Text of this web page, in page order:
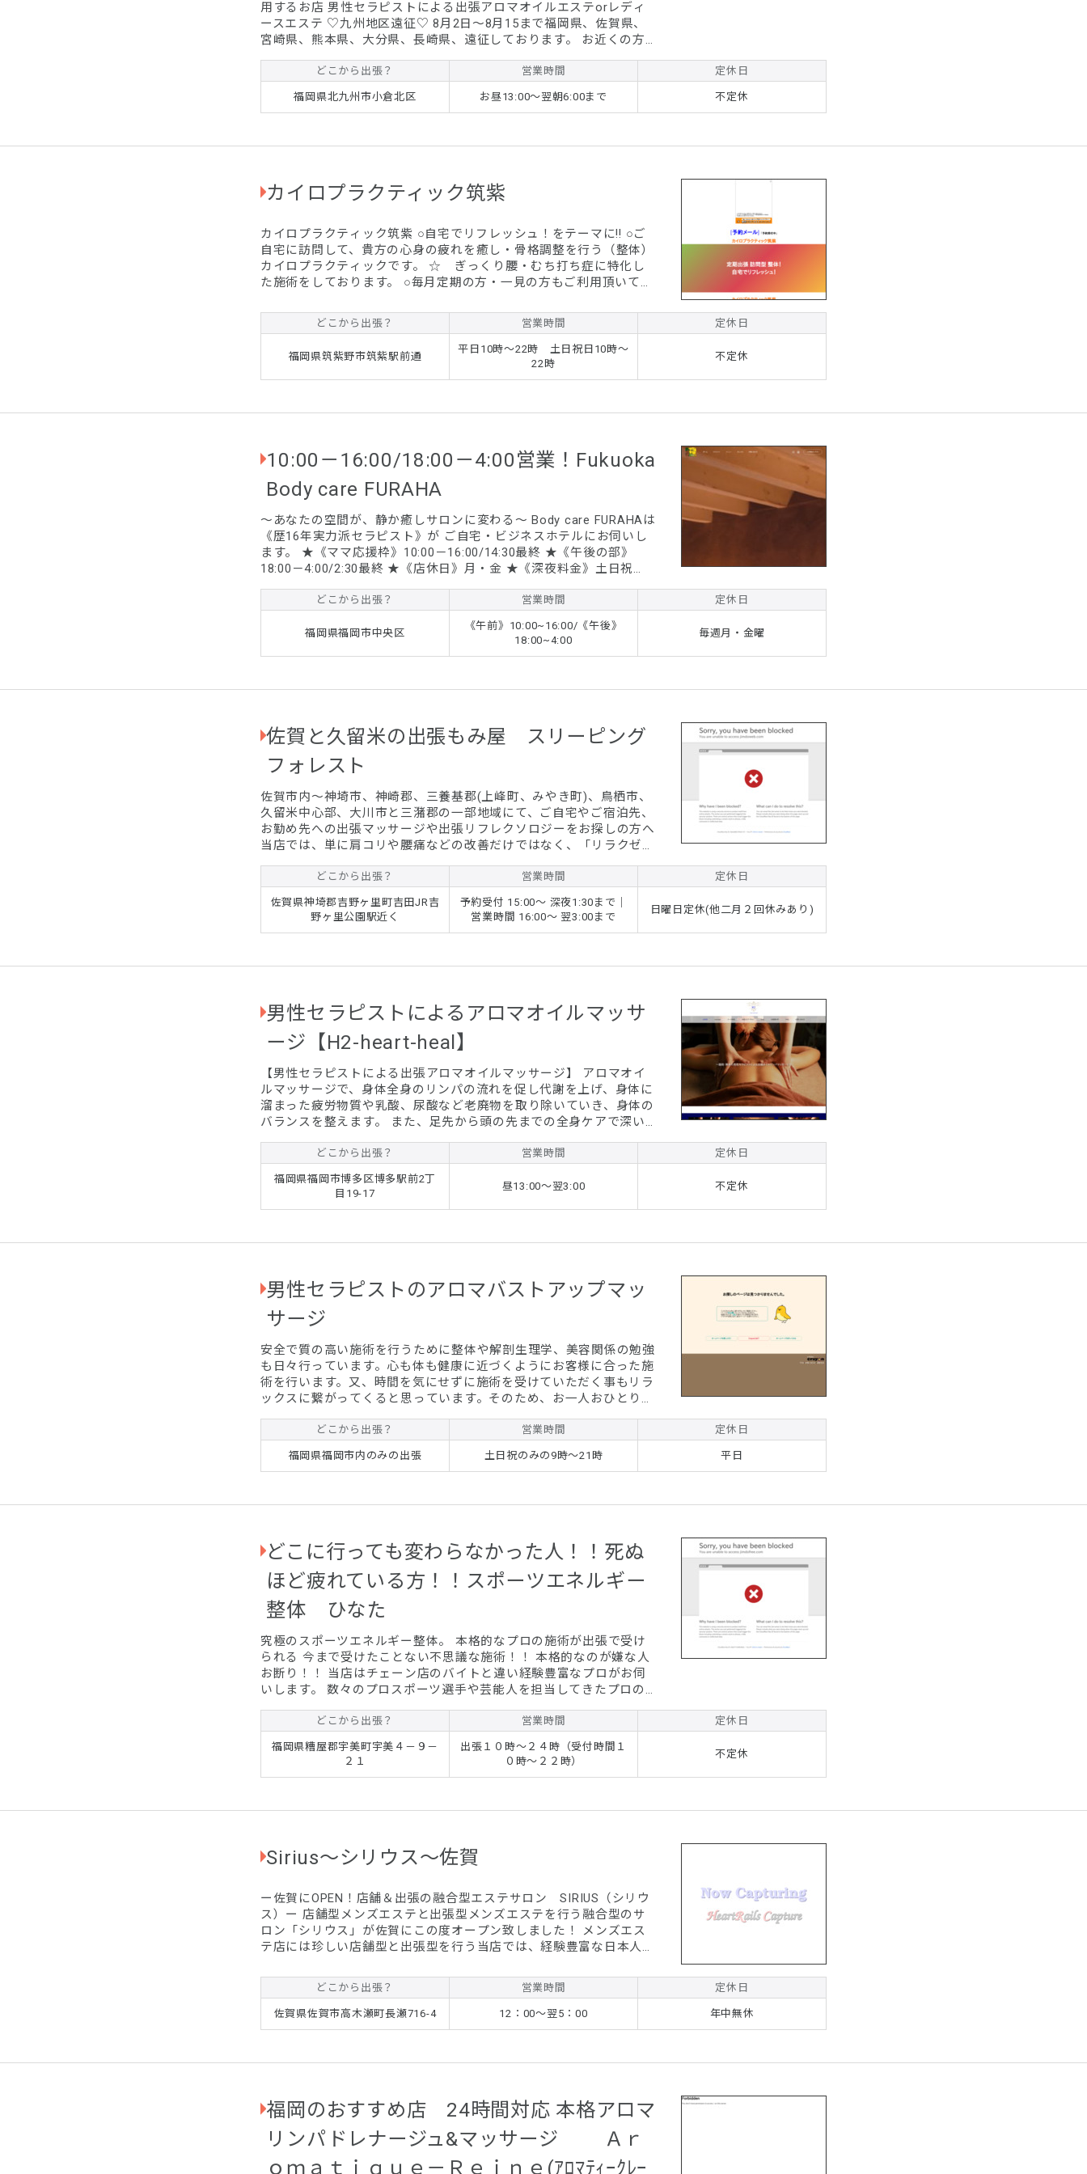
用するお店 男性セラピストによる出張アロマオイルエステorレディ
ースエステ ♡九州地区遠征♡ 8月2日〜8月15まで福岡県、佐賀県、
宮崎県、熊本県、大分県、長崎県、遠征しております。 お近くの方
『女性セラピスト』では体感することのできない男性セラピストなら
ではの癒しのアロマオイルマッサージを是非体験下さ...
どこから出張？ 営業時間 定休日
福岡県北九州市小倉北区 お昼13:00〜翌朝6:00まで 不定休
カイロプラクティック筑紫
カイロプラクティック筑紫 ○自宅でリフレッシュ！をテーマに!! ○ご
自宅に訪問して、貴方の心身の疲れを癒し・骨格調整を行う（整体）
カイロプラクティックです。 ☆ ぎっくり腰・むち打ち症に特化し
た施術をしております。 ○毎月定期の方・一見の方もご利用頂いてま
ウイークのご利用ありがとうございました。
どこから出張？ 営業時間 定休日
福岡県筑紫野市筑紫駅前通
平日10時～22時 土日祝日10時～
22時
不定休
10:00－16:00/18:00－4:00営業！Fukuoka
Body care FURAHA
～あなたの空間が、静か癒しサロンに変わる～ Body care FURAHAは
《歴16年実力派セラピスト》が ご自宅・ビジネスホテルにお伺いし
ます。 ★《ママ応援枠》10:00－16:00/14:30最終 ★《午後の部》
18:00－4:00/2:30最終 ★《店休日》月・金 ★《深夜料金》土日祝
1,000円～ 〇博多・中央・南区/1,000円～ 〇東・城南区/2,000円～
〇西・早良区その他エリア/3,000円～ ※3,000円以上エリアは妊婦さ
まを除き、 70分...
どこから出張？ 営業時間 定休日
福岡県福岡市中央区
《午前》10:00~16:00/《午後》
18:00~4:00
毎週月・金曜
佐賀と久留米の出張もみ屋 スリーピング
フォレスト
佐賀市内～神埼市、神崎郡、三養基郡(上峰町、みやき町)、鳥栖市、
久留米中心部、大川市と三潴郡の一部地域にて、ご自宅やご宿泊先、
お勤め先への出張マッサージや出張リフレクソロジーをお探しの方へ
当店では、単に肩コリや腰痛などの改善だけではなく、「リラクゼー
そしてどこよりも確かて高レベルな技術のご提供を行い、血流の改
善、自律神経のバランス、ホルモンバランスの改善、睡眠に関する悩
みなどをメインに助力させて頂いております。 当店では、体の疲れ
を取りたいというお客様はもちろん、寝付けないという方、過度なス
どこから出張？ 営業時間 定休日
佐賀県神埼郡吉野ヶ里町吉田JR吉
野ヶ里公園駅近く
予約受付 15:00～ 深夜1:30まで｜
営業時間 16:00～ 翌3:00まで
日曜日定休(他二月２回休みあり)
男性セラピストによるアロマオイルマッサ
ージ【H2-heart-heal】
【男性セラピストによる出張アロマオイルマッサージ】 アロマオイ
ルマッサージで、身体全身のリンパの流れを促し代謝を上げ、身体に
溜まった疲労物質や乳酸、尿酸など老廃物を取り除いていき、身体の
バランスを整えます。 また、足先から頭の先までの全身ケアで深い
便通のお悩み、美肌効果、生理痛や生理不順、子宮筋腫などの婦人科
系の改善にも効果的です。 更に、幸せホルモンである、エストロゲ
ン・セロトニン・オキシトシンを促すことで女性ホルモンが分泌さ
れ、幸福感もご堪能頂けます。 惨憺たる日々から解放され、愉しい
どこから出張？ 営業時間 定休日
福岡県福岡市博多区博多駅前2丁
目19-17
昼13:00～翌3:00 不定休
男性セラピストのアロマバストアップマッ
サージ
安全で質の高い施術を行うために整体や解剖生理学、美容関係の勉強
も日々行っています。心も体も健康に近づくようにお客様に合った施
術を行います。又、時間を気にせずに施術を受けていただく事もリラ
ックスに繋がってくると思っています。そのため、お一人おひとりの
さらに健康で美しくなっていただけるよう、生活習慣改善のためのア
ドバイスも行っています。 お客様が悩んだり気になっている事にし
っかりとお答えすることも心がけておりますので、些細なことでも何
どこから出張？ 営業時間 定休日
福岡県福岡市内のみの出張 土日祝のみの9時～21時 平日
どこに行っても変わらなかった人！！死ぬ
ほど疲れている方！！スポーツエネルギー
整体 ひなた
究極のスポーツエネルギー整体。 本格的なプロの施術が出張で受け
られる 今まで受けたことない不思議な施術！！ 本格的なのが嫌な人
お断り！！ 当店はチェーン店のバイトと違い経験豊富なプロがお伺
いします。 数々のプロスポーツ選手や芸能人を担当してきたプロの
～９０歳までの男女にご利用頂いてます。 心と體を癒します。
どこから出張？ 営業時間 定休日
福岡県糟屋郡宇美町宇美４－９－
２１
出張１０時～２４時（受付時間１
０時～２２時）
不定休
Sirius～シリウス～佐賀
ー佐賀にOPEN！店舗＆出張の融合型エステサロン SIRIUS（シリウ
ス）ー 店舗型メンズエステと出張型メンズエステを行う融合型のサ
ロン「シリウス」が佐賀にこの度オープン致しました！ メンズエス
テ店には珍しい店舗型と出張型を行う当店では、経験豊富な日本人セ
型」に加え、「出張型」では佐賀市・小城市・多久市・神埼市・唐津
市・鳥栖市へ出張を行っています。 日頃の疲れ・体に溜まったコリ
をシリウス佐賀で解消してみませんか？
どこから出張？ 営業時間 定休日
佐賀県佐賀市高木瀬町長瀬716-4 12：00～翌5：00 年中無休
福岡のおすすめ店 24時間対応 本格アロマ
リンパドレナージュ&マッサージ Ａｒ
ｏｍａｔｉｑｕｅ－Ｒｅｉｎｅ(ｱﾛﾏﾃｨｰｸﾚｰ